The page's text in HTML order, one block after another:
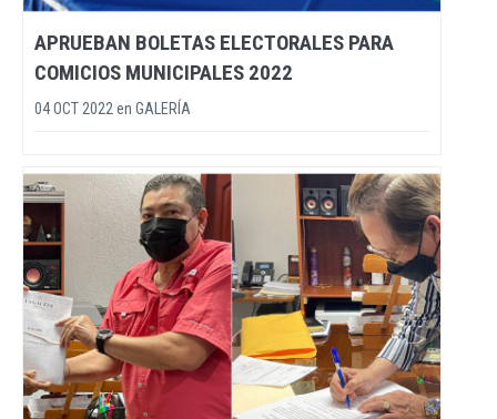
APRUEBAN BOLETAS ELECTORALES PARA
COMICIOS MUNICIPALES 2022
04 OCT 2022 en GALERÍA